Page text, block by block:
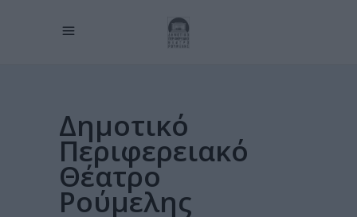
Δημοτικό
Περιφερειακό
Θέατρο
Ρούμελης